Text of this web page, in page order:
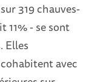
319 chauves-
11% - se sont
Elles
avec